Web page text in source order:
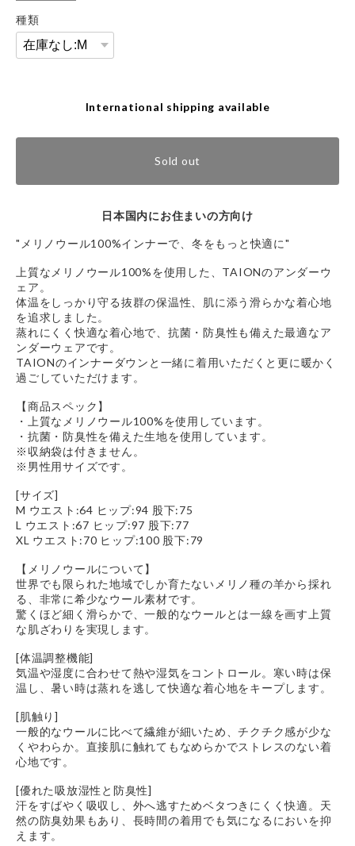
種類
International shipping available
Sold out
日本国内にお住まいの方向け
"メリノウール100%インナーで、冬をもっと快適に"
上質なメリノウール100%を使用した、TAIONのアンダーウ
ェア。
体温をしっかり守る抜群の保温性、肌に添う滑らかな着心地
を追求しました。
蒸れにくく快適な着心地で、抗菌・防臭性も備えた最適なア
ンダーウェアです。
TAIONのインナーダウンと一緒に着用いただくと更に暖かく
過ごしていただけます。
【商品スペック】
・上質なメリノウール100%を使用しています。
・抗菌・防臭性を備えた生地を使用しています。
※収納袋は付きません。
※男性用サイズです。
[サイズ]
M ウエスト:64 ヒップ:94 股下:75
L ウエスト:67 ヒップ:97 股下:77
XL ウエスト:70 ヒップ:100 股下:79
【メリノウールについて】
世界でも限られた地域でしか育たないメリノ種の羊から採れ
る、非常に希少なウール素材です。
驚くほど細く滑らかで、一般的なウールとは一線を画す上質
な肌ざわりを実現します。
[体温調整機能]
気温や湿度に合わせて熱や湿気をコントロール。寒い時は保
温し、暑い時は蒸れを逃して快適な着心地をキープします。
[肌触り]
一般的なウールに比べて繊維が細いため、チクチク感が少な
くやわらか。直接肌に触れてもなめらかでストレスのない着
心地です。
[優れた吸放湿性と防臭性]
汗をすばやく吸収し、外へ逃すためベタつきにくく快適。天
然の防臭効果もあり、長時間の着用でも気になるにおいを抑
えます。